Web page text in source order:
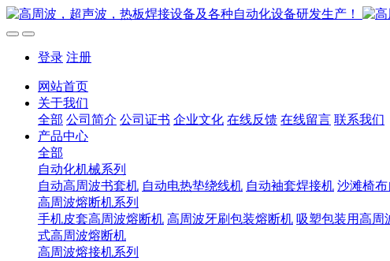
登录 注册
网站首页
关于我们
全部 公司简介 公司证书 企业文化 在线反馈 在线留言 联系我们
产品中心
全部
自动化机械系列
自动高周波书套机 自动电热垫绕线机 自动袖套焊接机 沙滩椅
高周波熔断机系列
手机皮套高周波熔断机 高周波牙刷包装熔断机 吸塑包装用高周
式高周波熔断机
高周波熔接机系列